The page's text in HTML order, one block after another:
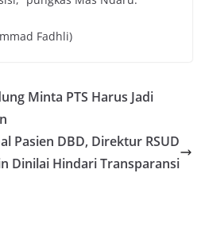
Fadhli)
Minta PTS Harus Jadi
Pasien DBD, Direktur RSUD
Dinilai Hindari Transparansi